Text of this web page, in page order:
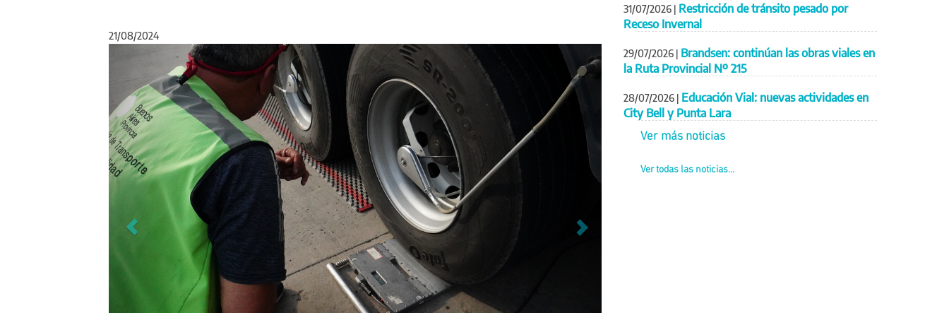
21/08/2024
Anterior Siguiente
31/07/2026 | Restricción de tránsito pesado por
Receso Invernal
29/07/2026 | Brandsen: continúan las obras viales en
la Ruta Provincial Nº 215
28/07/2026 | Educación Vial: nuevas actividades en
City Bell y Punta Lara
Ver más noticias
Ver todas las noticias...